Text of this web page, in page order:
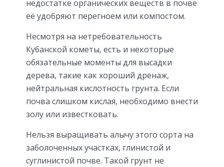
недостатке органических веществ в почве
её удобряют перегноем или компостом.
Несмотря на нетребовательность
Кубанской кометы, есть и некоторые
обязательные моменты для высадки
дерева, такие как хороший дренаж,
нейтральная кислотность грунта. Если
почва слишком кислая, необходимо внести
золу или известковать.
Нельзя выращивать алычу этого сорта на
заболоченных участках, глинистой и
суглинистой почве. Такой грунт не